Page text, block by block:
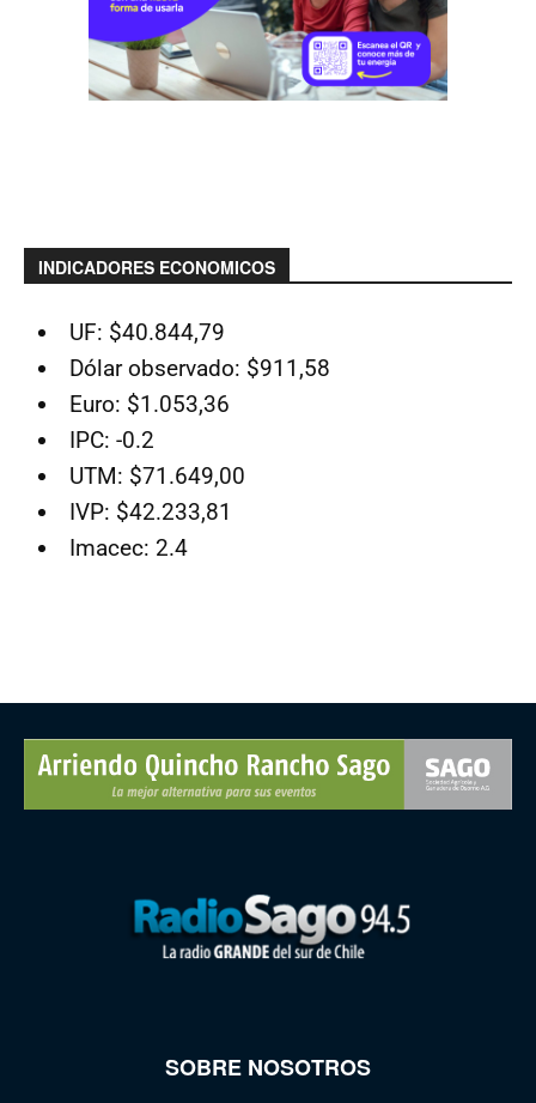
INDICADORES ECONOMICOS
UF: $40.844,79
Dólar observado: $911,58
Euro: $1.053,36
IPC: -0.2
UTM: $71.649,00
IVP: $42.233,81
Imacec: 2.4
SOBRE NOSOTROS